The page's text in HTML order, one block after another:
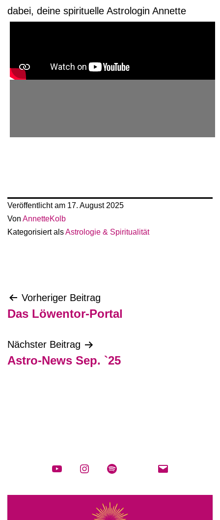
dabei, deine spirituelle Astrologin Annette
Veröffentlicht am 17. August 2025
Von AnnetteKolb
Kategorisiert alsAstrologie & Spiritualität
Beitragsnavigation
Vorheriger Beitrag
Das Löwentor-Portal
Nächster Beitrag
Astro-News Sep. `25
YouTube Instagram